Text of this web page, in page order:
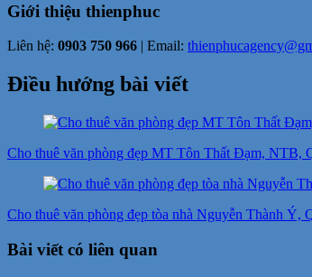
Giới thiệu thienphuc
Liên hệ: 0903 750 966 | Email:
Điều hướng bài viết
Cho thuê văn phòng đẹp MT Tôn Thất Đạm, NTB,
Cho thuê văn phòng đẹp tòa nhà Nguyễn Thành Ý,
Bài viết có liên quan